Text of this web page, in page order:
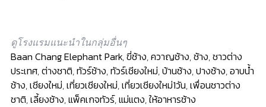
ดูโรงแรมแนะนำในกลุ่มอื่นๆ
Baan Chang Elephant Park,ขี่ช้าง,ควาญช้าง,ช้าง,ชาวต่าง
ประเทศ,ต่างชาติ,ทัวร์ช้าง,ทัวร์เชียงใหม่,บ้านช้าง,ปางช้าง,อาบน้ำ
ช้าง,เชียงใหม่,เที่ยวเชียงใหม่,เที่ยวเชียงใหม่1วัน,เพื่อนชาวต่าง
ชาติ,เลี้ยงช้าง,แพ็คเกจทัวร์,แม่แตง,ให้อาหารช้าง